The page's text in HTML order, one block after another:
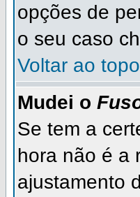
opções de
o seu caso
Voltar ao topo
Mudei o
Se tem a
hora não é a
ajustamento